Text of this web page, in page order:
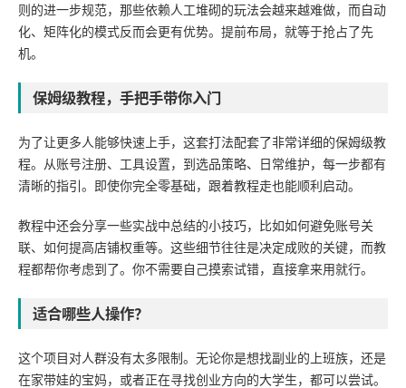
则的进一步规范，那些依赖人工堆砌的玩法会越来越难做，而自动
化、矩阵化的模式反而会更有优势。提前布局，就等于抢占了先
机。
保姆级教程，手把手带你入门
为了让更多人能够快速上手，这套打法配套了非常详细的保姆级教
程。从账号注册、工具设置，到选品策略、日常维护，每一步都有
清晰的指引。即使你完全零基础，跟着教程走也能顺利启动。
教程中还会分享一些实战中总结的小技巧，比如如何避免账号关
联、如何提高店铺权重等。这些细节往往是决定成败的关键，而教
程都帮你考虑到了。你不需要自己摸索试错，直接拿来用就行。
适合哪些人操作？
这个项目对人群没有太多限制。无论你是想找副业的上班族，还是
在家带娃的宝妈，或者正在寻找创业方向的大学生，都可以尝试。